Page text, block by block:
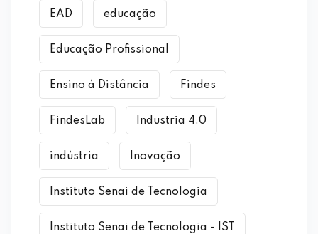
EAD educação
Educação Profissional
Ensino à Distância Findes
FindesLab Industria 4.0
indústria Inovação
Instituto Senai de Tecnologia
Instituto Senai de Tecnologia - IST